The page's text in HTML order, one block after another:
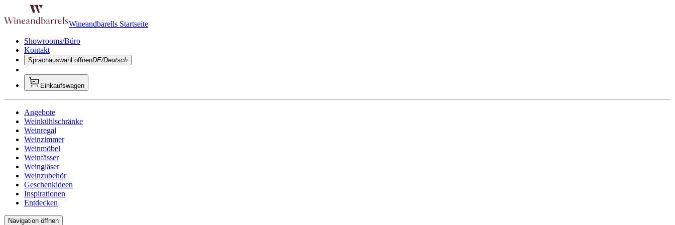
Wineandbarells Startseite
Showrooms/Büro
Kontakt
Sprachauswahl öffnenDE/Deutsch
Einkaufswagen
Angebote
Weinkühlschränke
Weinregal
Weinzimmer
Weinmöbel
Weinfässer
Weingläser
Weinzubehör
Geschenkideen
Inspirationen
Entdecken
Navigation öffnen